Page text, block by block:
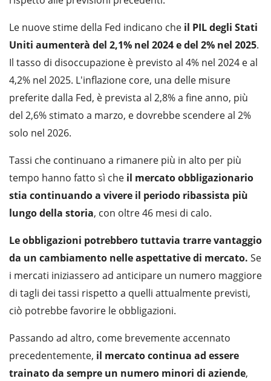
Le nuove stime della Fed indicano che il PIL degli Stati
Uniti aumenterà del 2,1% nel 2024 e del 2% nel 2025.
Il tasso di disoccupazione è previsto al 4% nel 2024 e al
4,2% nel 2025. L'inflazione core, una delle misure
preferite dalla Fed, è prevista al 2,8% a fine anno, più
del 2,6% stimato a marzo, e dovrebbe scendere al 2%
solo nel 2026.
Tassi che continuano a rimanere più in alto per più
tempo hanno fatto sì che il mercato obbligazionario
stia continuando a vivere il periodo ribassista più
lungo della storia, con oltre 46 mesi di calo.
Le obbligazioni potrebbero tuttavia trarre vantaggio
da un cambiamento nelle aspettative di mercato. Se
i mercati iniziassero ad anticipare un numero maggiore
di tagli dei tassi rispetto a quelli attualmente previsti,
ciò potrebbe favorire le obbligazioni.
Passando ad altro, come brevemente accennato
precedentemente, il mercato continua ad essere
trainato da sempre un numero minori di aziende,